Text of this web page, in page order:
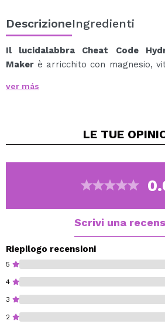
DescrizioneIngredienti
Il lucidalabbra Cheat Code
Maker è arricchito con magnesio,
labbra e le valorizza, offrendo
immediato che, nel tempo, si
lucentezza svanisce.
colore che dura a lungo.
ver más
LE TUE
Scrivi una
Riepilogo recensioni
5
4
3
2